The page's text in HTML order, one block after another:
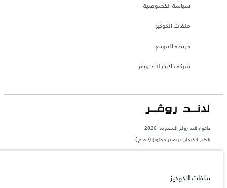
سياسة الخصوصية
ملفات الكوكيز
خريطة الموقع
شركة جاكوار لاند روڤر
جاكوار لاند روڨر المحدودة: 2026
قطر, الفردان بريميير موتورز (ذ.م.م.)
تعكس الأوزان المذكورة مواصفات السيارة القياسية. سوف تؤثر الإكسسوارات وغيرها من
ملفات الكوكيز